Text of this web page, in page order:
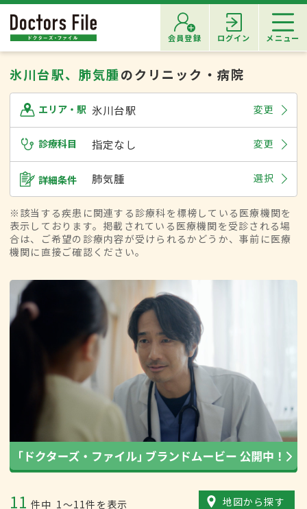
会員登録 ログイン メニュー
氷川台駅、肺気腫のクリニック・病院
エリア・駅 氷川台駅 変更
診療科目 指定なし 変更
詳細条件 肺気腫 選択
※該当する疾患に関連する診療科を標榜している医療機関を
表示しております。掲載されている医療機関を受診される場
合は、ご希望の診療内容が受けられるかどうか、事前に医療
機関に直接ご確認ください。
11 件中 1〜11件を表示 地図から探す